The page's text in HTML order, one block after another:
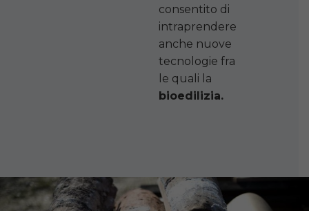
consentito di
intraprendere
anche nuove
tecnologie fra
le quali la
bioedilizia.